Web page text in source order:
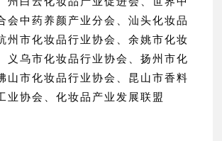
会中药养颜产业分会、汕头化妆品
州市化妆品行业协会、余姚市化妆
义乌市化妆品行业协会、扬州市化
山市化妆品行业协会、昆山市香料
业协会、化妆品产业发展联盟